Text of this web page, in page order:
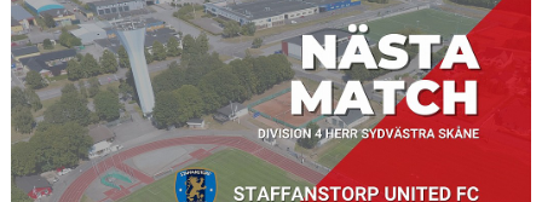
TJEJPROJEKTET
VELLINGE IF:S VÄNNER
DOKUMENT
KONTAKT